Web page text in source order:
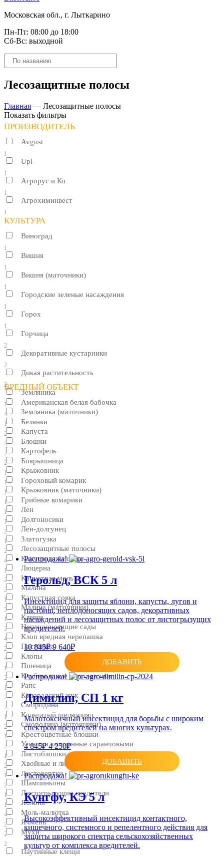
Московская обл., г. Лыткарино
Пн-Пт: 08:00 до 18:00
Сб-Вс: выходной
Поиск
товаров
Лесозащитные полосы
Главная — Лесозащитные полосы
Показать фильтры
ПРОИЗВОДИТЕЛЬ
Avgust
1
Upl
1
Агрорус и Ко
1
Агрохиминвест
1
КУЛЬТУРА
Виноград
1
Вишня
1
Вишня (маточники)
1
Городские зеленые насаждения
1
Горох
1
Горчица
2
Декоративные кустарники
2
Дикая растительность
2
Земляника
1
Земляника (маточники)
1
Капуста
3
Картофель
2
Крыжовник
1
Крыжовник (маточники)
1
Лен
1
Лен-долгунец
1
Лесозащитные полосы
4
Люцерна
2
Малина
1
Малина (маточники)
1
Неплодоносящие сады
4
Пастбища
4
Пшеница
2
Рапс
2
Смородина
1
Смородина (маточники)
1
Участки заселенные саранчовыми
1
Хвойные и лиственные породы
1
Шампиньоны
1
Яблоня
4
Ячмень
2
ВРЕДНЫЙ ОБЪЕКТ
Американская белая бабочка
4
Белянки
2
Блошки
2
Боярышница
1
Гороховый комарик
1
Грибные комарики
1
Долгоносики
2
Златогузка
2
Капустная белянка
1
Капустная моль
2
Капустная совка
3
Клещи
2
Клоп вредная черепашка
2
Клопы
1
Клубеньковые долгоносики
1
Колорадский жук
2
Кольчатый шелкопряд
2
Крестоцветные блошки
2
Листоблошки
2
Листовертки
2
Листогрызущие вредители
1
Моль-малютка
2
Мухи
2
Паутинные клещи
Распродажа!
Герольд, ВСК 5 л
Инсектицид для защиты яблони, капусты, лугов и
пастбищ, неплодоносящих садов, декоративных
насаждений и лесозащитных полос от листогрызущих
вредителей.
10 845₽ 9 640₽
ДОБАВИТЬ
Распродажа!
Димилин, CП 1 кг
Малотоксичный инсектицид для борьбы с широким
спектром вредителей на многих культурах.
4 845₽ 4 250₽
ДОБАВИТЬ
Распродажа!
Кунгфу, КЭ 5 л
Высокоэффективный инсектицид контактного,
кишечного, системного и репелентного действия для
защиты широкого спектра сельскохозяйственных
культур от комплекса вредителей.